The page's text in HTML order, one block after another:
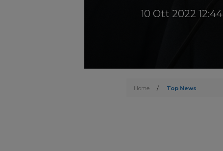
10 Ott 2022 12:44
Home / Top News